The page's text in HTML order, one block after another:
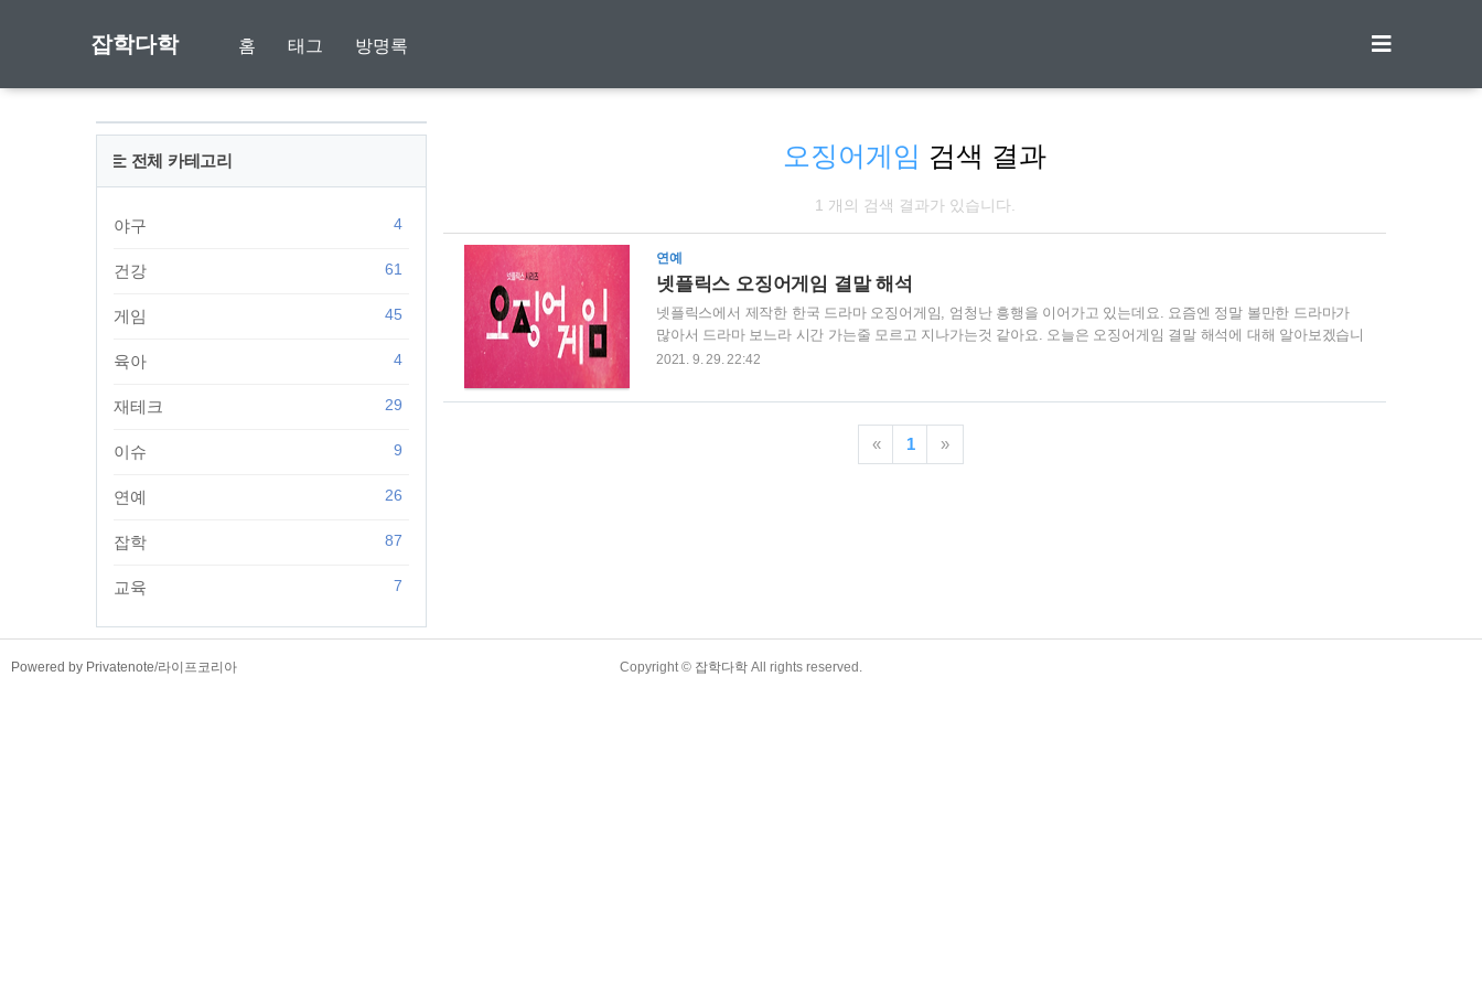
잡학다학 홈 태그 방명록
오징어게임 검색 결과
1 개의 검색 결과가 있습니다.
연예
넷플릭스 오징어게임 결말 해석
넷플릭스에서 제작한 한국 드라마 오징어게임, 엄청난 흥행을 이어가고 있는데요. 요즘엔 정말 볼만한 드라마가
많아서 드라마 보느라 시간 가는줄 모르고 지나가는것 같아요. 오늘은 오징어게임 결말 해석에 대해 알아보겠습니
다. 드라마 결말 스포가 있을수 있으니 궁금하지 않으신분들은 뒤로가기를 눌러주세요. | 오징어게임 오징어게임
형태의 이때까지 볼수없었던 소재의 드라마 입니다. 하지만, 일본 만화 '신이 말하는대로'의 내용과 비슷하여 표절
논란도 있었는데요. 비슷한 소재를 이용했지만, 한국 특유의 느낌을 잘살려 표절 논란은 어느 정도 사그러진듯 합
니다. | 오징어게임 결말 결말은 간단합니다. 주인공인 성기훈..
2021. 9. 29. 22:42
« 1 »
전체 카테고리
야구 4
건강 61
게임 45
육아 4
재테크 29
이슈 9
연예 26
잡학 87
교육 7
Powered by Privatenote/라이프코리아 Copyright © 잡학다학 All rights reserved.
TistoryWhaleSkin3.4